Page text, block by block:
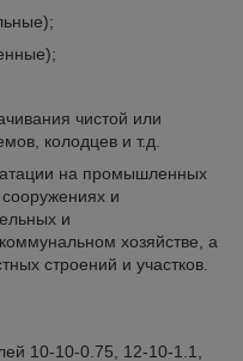
чистой или
колодцев и т.д.
на промышленных
и
и
хозяйстве, а
строений и участков.
10-10-0.75, 12-10-1.1,